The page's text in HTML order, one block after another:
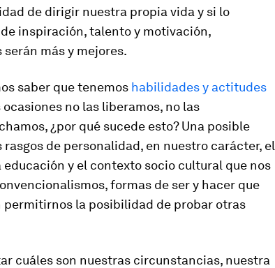
de dirigir nuestra propia vida y si lo
inspiración, talento y motivación,
más y mejores.
saber que tenemos habilidades y actitudes
ocasiones no las liberamos, no las
¿por qué sucede esto? Una posible
de personalidad, en nuestro carácter, el
y el contexto socio cultural que nos
formas de ser y hacer que
la posibilidad de probar otras
cuáles son nuestras circunstancias, nuestra